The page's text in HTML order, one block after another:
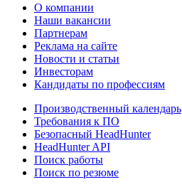
О компании
Наши вакансии
Партнерам
Реклама на сайте
Новости и статьи
Инвесторам
Кандидаты по профессиям
Производственный календарь
Требования к ПО
Безопасный HeadHunter
HeadHunter API
Поиск работы
Поиск по резюме